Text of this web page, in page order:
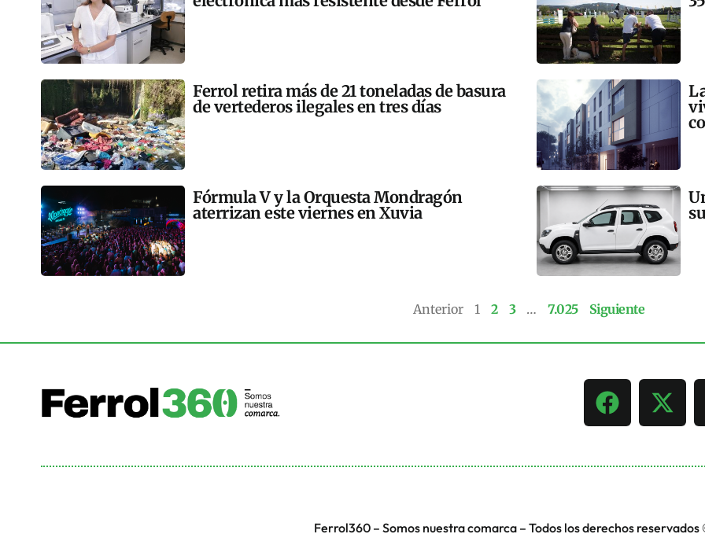
Ferrol retira más de 21 toneladas de basura
de vertederos ilegales en tres días
Fórmula V y la Orquesta Mondragón
aterrizan este viernes en Xuvia
Anterior 1 2 3 … 7.025 Siguiente
Ferrol360 – Somos nuestra comarca – Todos los derechos